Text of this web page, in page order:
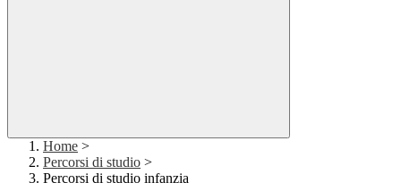
Home >
Percorsi di studio >
Percorsi di studio infanzia